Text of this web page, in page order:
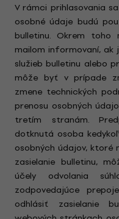
V rámci prihlasovania
osobné údaje budú
bulletinu. Okrem
mailom informovaní, ak
služieb bulletinu alebo
môže byť v prípade
zmene technických
prenosu osobných
tretím stranám.
dotknutá osoba
osobných údajov, ktoré
zasielanie bulletinu,
účely odvolania
zodpovedajúce
odhlásiť zasielanie